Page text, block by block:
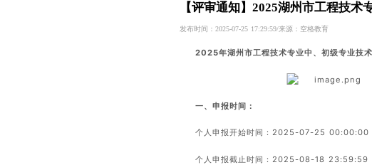
【评审通知】2025湖州市工程技术
发布时间：2025-07-25 17:29:59/来源：空格教育
2025年湖州市工程技术专业中、初级专业技
一、申报时间：
个人申报开始时间：2025-07-25 00:00:00
个人申报截止时间：2025-08-18 23:59:59